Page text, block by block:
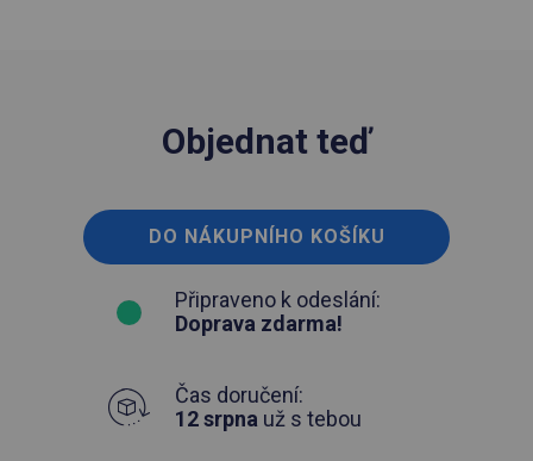
Objednat teď
DO NÁKUPNÍHO KOŠÍKU
Připraveno k odeslání:
Doprava zdarma!
Čas doručení:
12 srpna už s tebou